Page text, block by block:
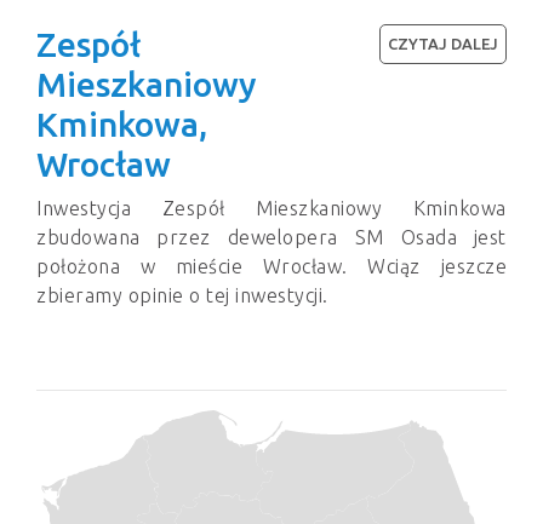
Zespół
Mieszkaniowy
Kminkowa,
Wrocław
Inwestycja Zespół Mieszkaniowy Kminkowa
zbudowana przez dewelopera SM Osada jest
położona w mieście Wrocław. Wciąz jeszcze
zbieramy opinie o tej inwestycji.
CZYTAJ DALEJ